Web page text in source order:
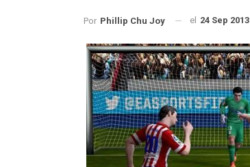
Por Phillip Chu Joy el 24 Sep 2013